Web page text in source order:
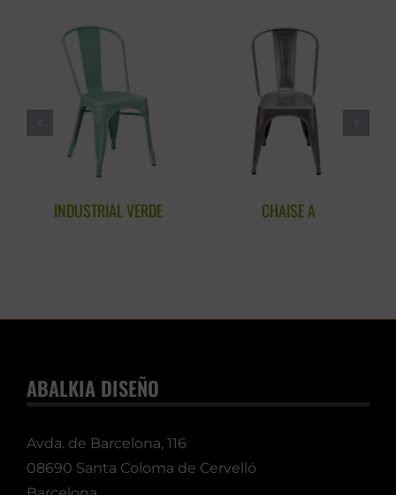
INDUSTRIAL VERDE CHAISE A
ABALKIA DISEÑO
Avda. de Barcelona, 116
08690 Santa Coloma de Cervelló